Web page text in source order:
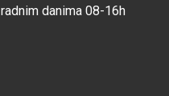
radnim danima 08-16h